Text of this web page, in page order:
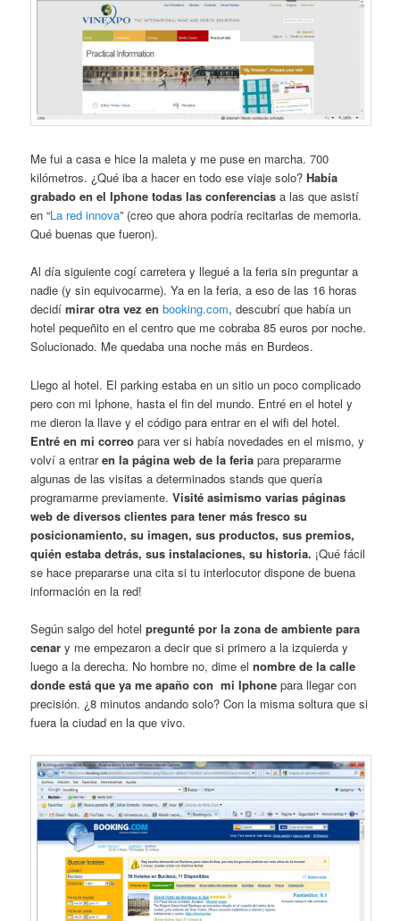
Me fui a casa e hice la maleta y me puse en marcha. 700
kilómetros. ¿Qué iba a hacer en todo ese viaje solo? Había
grabado en el Iphone todas las conferencias a las que asistí
en “La red innova” (creo que ahora podría recitarlas de memoria.
Qué buenas que fueron).
Al día siguiente cogí carretera y llegué a la feria sin preguntar a
nadie (y sin equivocarme). Ya en la feria, a eso de las 16 horas
decidímirar otra vez en booking.com, descubrí que había un
hotel pequeñito en el centro que me cobraba 85 euros por noche.
Solucionado. Me quedaba una noche más en Burdeos.
Llego al hotel. El parking estaba en un sitio un poco complicado
pero con mi Iphone, hasta el fin del mundo. Entré en el hotel y
me dieron la llave y el código para entrar en el wifi del hotel.
Entré en mi correo para ver si había novedades en el mismo, y
volví a entraren la página web de la feria para prepararme
algunas de las visitas a determinados stands que quería
programarme previamente.Visité asimismo varias páginas
web de diversos clientes para tener más fresco su
posicionamiento, su imagen, sus productos, sus premios,
quién estaba detrás, sus instalaciones, su historia. ¡Qué fácil
se hace prepararse una cita si tu interlocutor dispone de buena
información en la red!
Según salgo del hotelpregunté por la zona de ambiente para
cenar y me empezaron a decir que si primero a la izquierda y
luego a la derecha. No hombre no, dime el nombre de la calle
donde está que ya me apaño con mi Iphone para llegar con
precisión. ¿8 minutos andando solo? Con la misma soltura que si
fuera la ciudad en la que vivo.